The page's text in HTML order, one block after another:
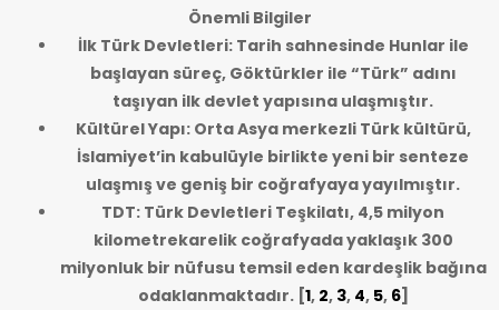
Önemli Bilgiler
İlk Türk Devletleri: Tarih sahnesinde Hunlar ile
başlayan süreç, Göktürkler ile “Türk” adını
taşıyan ilk devlet yapısına ulaşmıştır.
Kültürel Yapı: Orta Asya merkezli Türk kültürü,
İslamiyet’in kabulüyle birlikte yeni bir senteze
ulaşmış ve geniş bir coğrafyaya yayılmıştır.
TDT: Türk Devletleri Teşkilatı, 4,5 milyon
kilometrekarelik coğrafyada yaklaşık 300
milyonluk bir nüfusu temsil eden kardeşlik bağına
odaklanmaktadır.[1, 2, 3, 4, 5, 6]